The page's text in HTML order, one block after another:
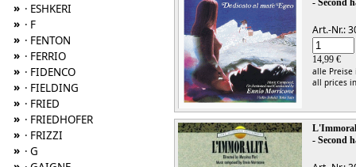
» · ESHKERI
» · F
» · FENTON
» · FERRIO
» · FIDENCO
» · FIELDING
» · FRIED
» · FRIEDHOFER
» · FRIZZI
» · G
- Second
Art.-Nr.:
14,99 €
alle
all prices
- Second